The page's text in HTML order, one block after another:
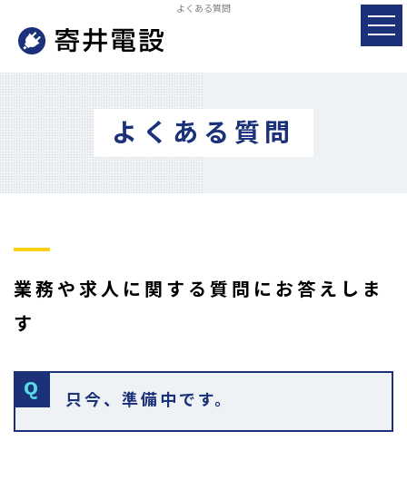
よくある質問
よくある質問
業務や求人に関する質問にお答えしま
す
只今、準備中です。